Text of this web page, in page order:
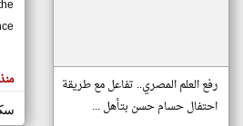
مصادر
اخبار
المقالات
الموجوده
هنا عن
رفع العلم المصري.. تفاعل مع طريقة
احتفال حسام حسن بتأهل ...